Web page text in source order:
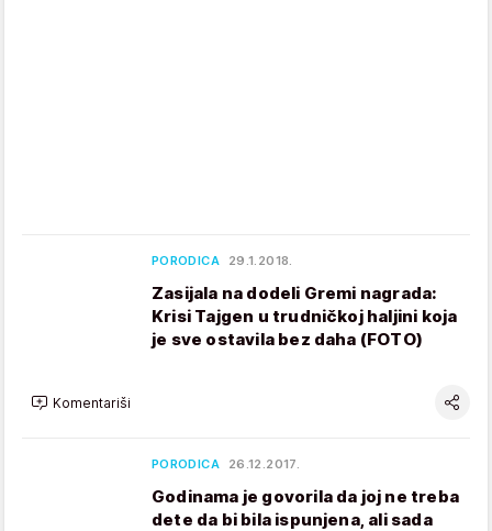
PORODICA 29.1.2018.
Zasijala na dodeli Gremi nagrada:
Krisi Tajgen u trudničkoj haljini koja
je sve ostavila bez daha (FOTO)
Komentariši
PORODICA 26.12.2017.
Godinama je govorila da joj ne treba
dete da bi bila ispunjena, ali sada